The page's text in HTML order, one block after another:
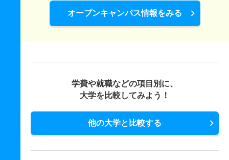
オープンキャンパス情報をみる
学費や就職などの項目別に、
大学を比較してみよう！
他の大学と比較する